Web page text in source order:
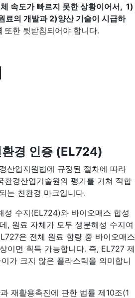
속도가 빠르지 못한 상황이어서, 1)
료의 개발과 2)양산 기술이 시급하
또한 뒷받침되어야 합니다.
경 인증 (EL724)
산업지원법에 규정된 절차에 따라
환경산업기술원의 평가를 거쳐 적합
는 친환경 마크입니다.
성 수지(EL724)와 바이오매스 합성
, 원료 자체가 모두 생분해성 수지여
은 전체 원료 함량 중 바이오매스
이면 획득 가능합니다. 즉, EL727 제
가 크지 않은 플라스틱을 의미합니
재활용촉진에 관한 법률 제10조(1